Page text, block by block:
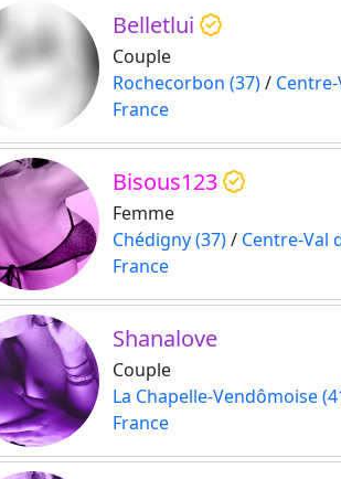
Belletlui
Couple
Rochecorbon (37)/
France
Bisous123
Femme
Chédigny (37)/ Centre-Val
France
Shanalove
Couple
La Chapelle-Vendômoise
France